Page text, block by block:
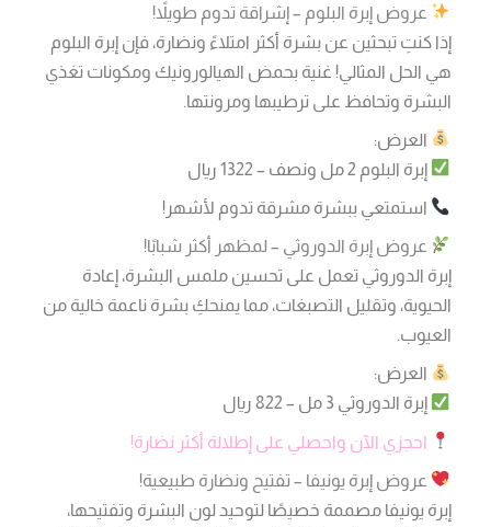
عروض إبرة البلوم – إشراقة تدوم طويلاً!
إذا كنتِ تبحثين عن بشرة أكثر امتلاءً ونضارة، فإن إبرة البلوم
هي الحل المثالي! غنية بحمض الهيالورونيك ومكونات تغذي
البشرة وتحافظ على ترطيبها ومرونتها.
العرض:
إبرة البلوم 2 مل ونصف – 1322 ريال
استمتعي ببشرة مشرقة تدوم لأشهر!
عروض إبرة الدوروثي – لمظهر أكثر شبابًا!
إبرة الدوروثي تعمل على تحسين ملمس البشرة، إعادة
الحيوية، وتقليل التصبغات، مما يمنحكِ بشرة ناعمة خالية من
العيوب.
العرض:
إبرة الدوروثي 3 مل – 822 ريال
احجزي الآن واحصلي على إطلالة أكثر نضارة!
عروض إبرة يونيفا – تفتيح ونضارة طبيعية!
إبرة يونيفا مصممة خصيصًا لتوحيد لون البشرة وتفتيحها،